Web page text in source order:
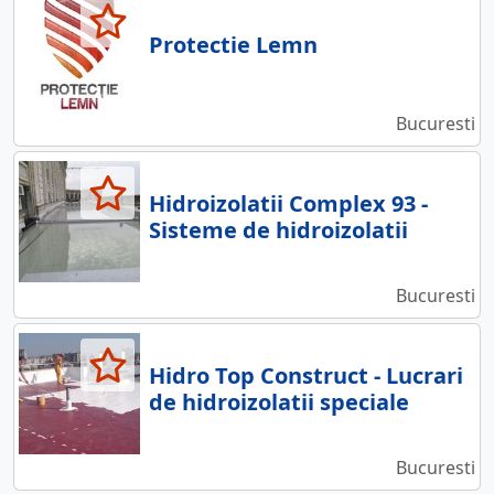
Protectie Lemn
Bucuresti
Hidroizolatii Complex 93 -
Sisteme de hidroizolatii
Bucuresti
Hidro Top Construct - Lucrari
de hidroizolatii speciale
Bucuresti